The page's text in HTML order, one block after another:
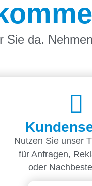
Sie da.
Nutzen Sie unser
für Anfragen,
oder